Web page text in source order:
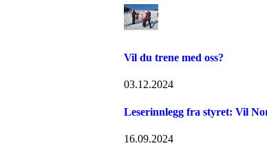
Vil du trene med oss?
03.12.2024
Leserinnlegg fra styret: Vil
16.09.2024